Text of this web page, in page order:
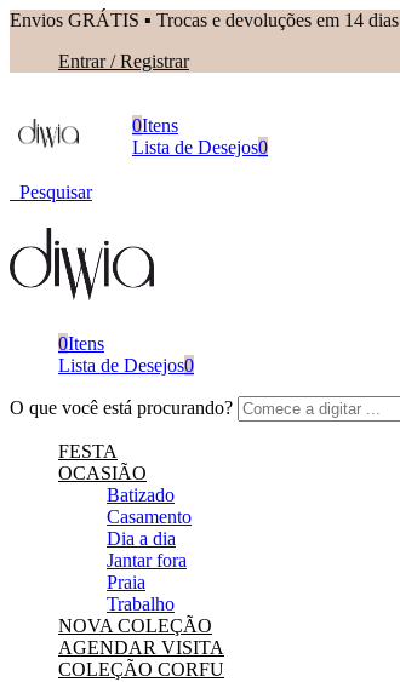
Envios GRÁTIS ▪︎ Trocas e devoluções em 14 dias
Entrar / Registrar
0Itens
Lista de Desejos0
Pesquisar
0Itens
Lista de Desejos0
O que você está procurando?
FESTA
OCASIÃO
Batizado
Casamento
Dia a dia
Jantar fora
Praia
Trabalho
NOVA COLEÇÃO
AGENDAR VISITA
COLEÇÃO CORFU